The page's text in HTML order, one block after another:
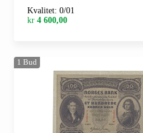
Kvalitet: 0/01
kr 4 600,00
1 Bud